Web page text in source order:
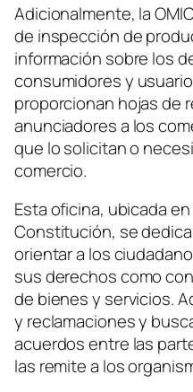
Adicionalmente, la
de inspección de
información sobre los
consumidores y
proporcionan hojas de
anunciadores a los
que lo solicitan o
comercio.
Esta oficina, ubicada en
Constitución, se
orientar a los
sus derechos como
de bienes y servicios.
y reclamaciones y
acuerdos entre las
las remite a los